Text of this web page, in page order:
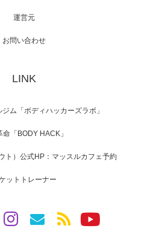
NHK BS「COOL JAPAN 」にてマッス
らぼ」さんに…
運営元
お問い合わせ
LINK
ム「ボディハッカーズラボ」
命「BODY HACK」
ト）公式HP：マッスルカフェ予約
ットトレーナー